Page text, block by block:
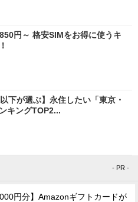
円～ 格安SIMをお得に使うキ
下が選ぶ】永住したい「東京・
キングTOP2...
- PR -
円分】Amazonギフトカードが